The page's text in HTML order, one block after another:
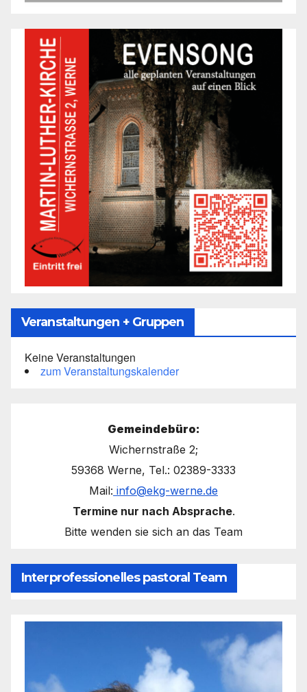
Veranstaltungen + Gruppen
Keine Veranstaltungen
zum Veranstaltungskalender
Gemeindebüro:
Wichernstraße 2;
59368 Werne, Tel.: 02389-3333
Mail: info@ekg-werne.de
Termine nur nach Absprache.
Bitte wenden sie sich an das Team
Interprofessionelles pastoral Team